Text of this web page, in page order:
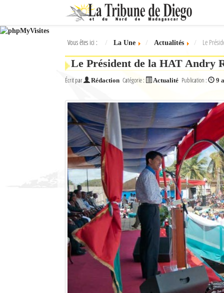
Ok
L'actualité à Diego Suarez
Vous êtes ici : La Une Actualités Le
Le Président de la HAT Andry
Écrit par Rédaction Catégorie : Actualité Publication : 9